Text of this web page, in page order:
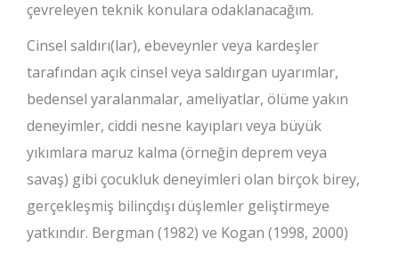
çevreleyen teknik konulara odaklanacağım.
Cinsel saldırı(lar), ebeveynler veya kardeşler
tarafından açık cinsel veya saldırgan uyarımlar,
bedensel yaralanmalar, ameliyatlar, ölüme yakın
deneyimler, ciddi nesne kayıpları veya büyük
yıkımlara maruz kalma (örneğin deprem veya
savaş) gibi çocukluk deneyimleri olan birçok birey,
gerçekleşmiş bilinçdışı düşlemler geliştirmeye
yatkındır. Bergman (1982) ve Kogan (1998, 2000)